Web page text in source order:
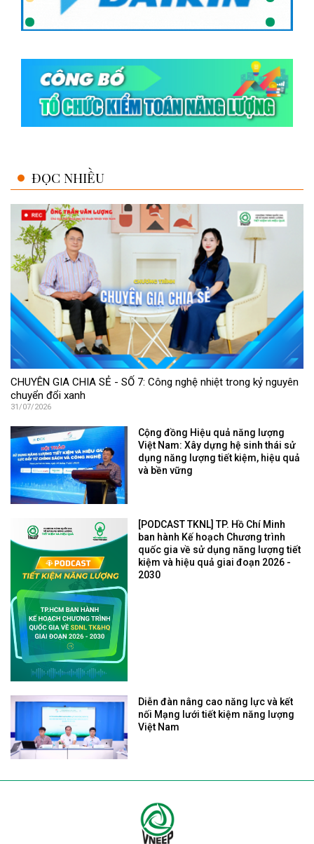
ĐỌC NHIỀU
CHUYÊN GIA CHIA SẺ - SỐ 7: Công nghệ nhiệt trong kỷ nguyên
chuyển đổi xanh
31/07/2026
Cộng đồng Hiệu quả năng lượng
Việt Nam: Xây dựng hệ sinh thái sử
dụng năng lượng tiết kiệm, hiệu quả
và bền vững
[PODCAST TKNL] TP. Hồ Chí Minh
ban hành Kế hoạch Chương trình
quốc gia về sử dụng năng lượng tiết
kiệm và hiệu quả giai đoạn 2026 -
2030
Diễn đàn nâng cao năng lực và kết
nối Mạng lưới tiết kiệm năng lượng
Việt Nam